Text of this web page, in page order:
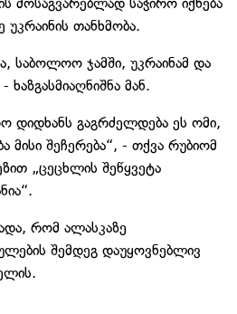
თანხმობა.
საბოლოო ჯამში, უკრაინამ და
მან.
დიდხანს გაგრძელდება ეს ომი,
შეჩერება“, - თქვა რუბიომ
„ცეცხლის შეწყვეტა
რომ ალასკაზე
შემდეგ დაუყოვნებლივ